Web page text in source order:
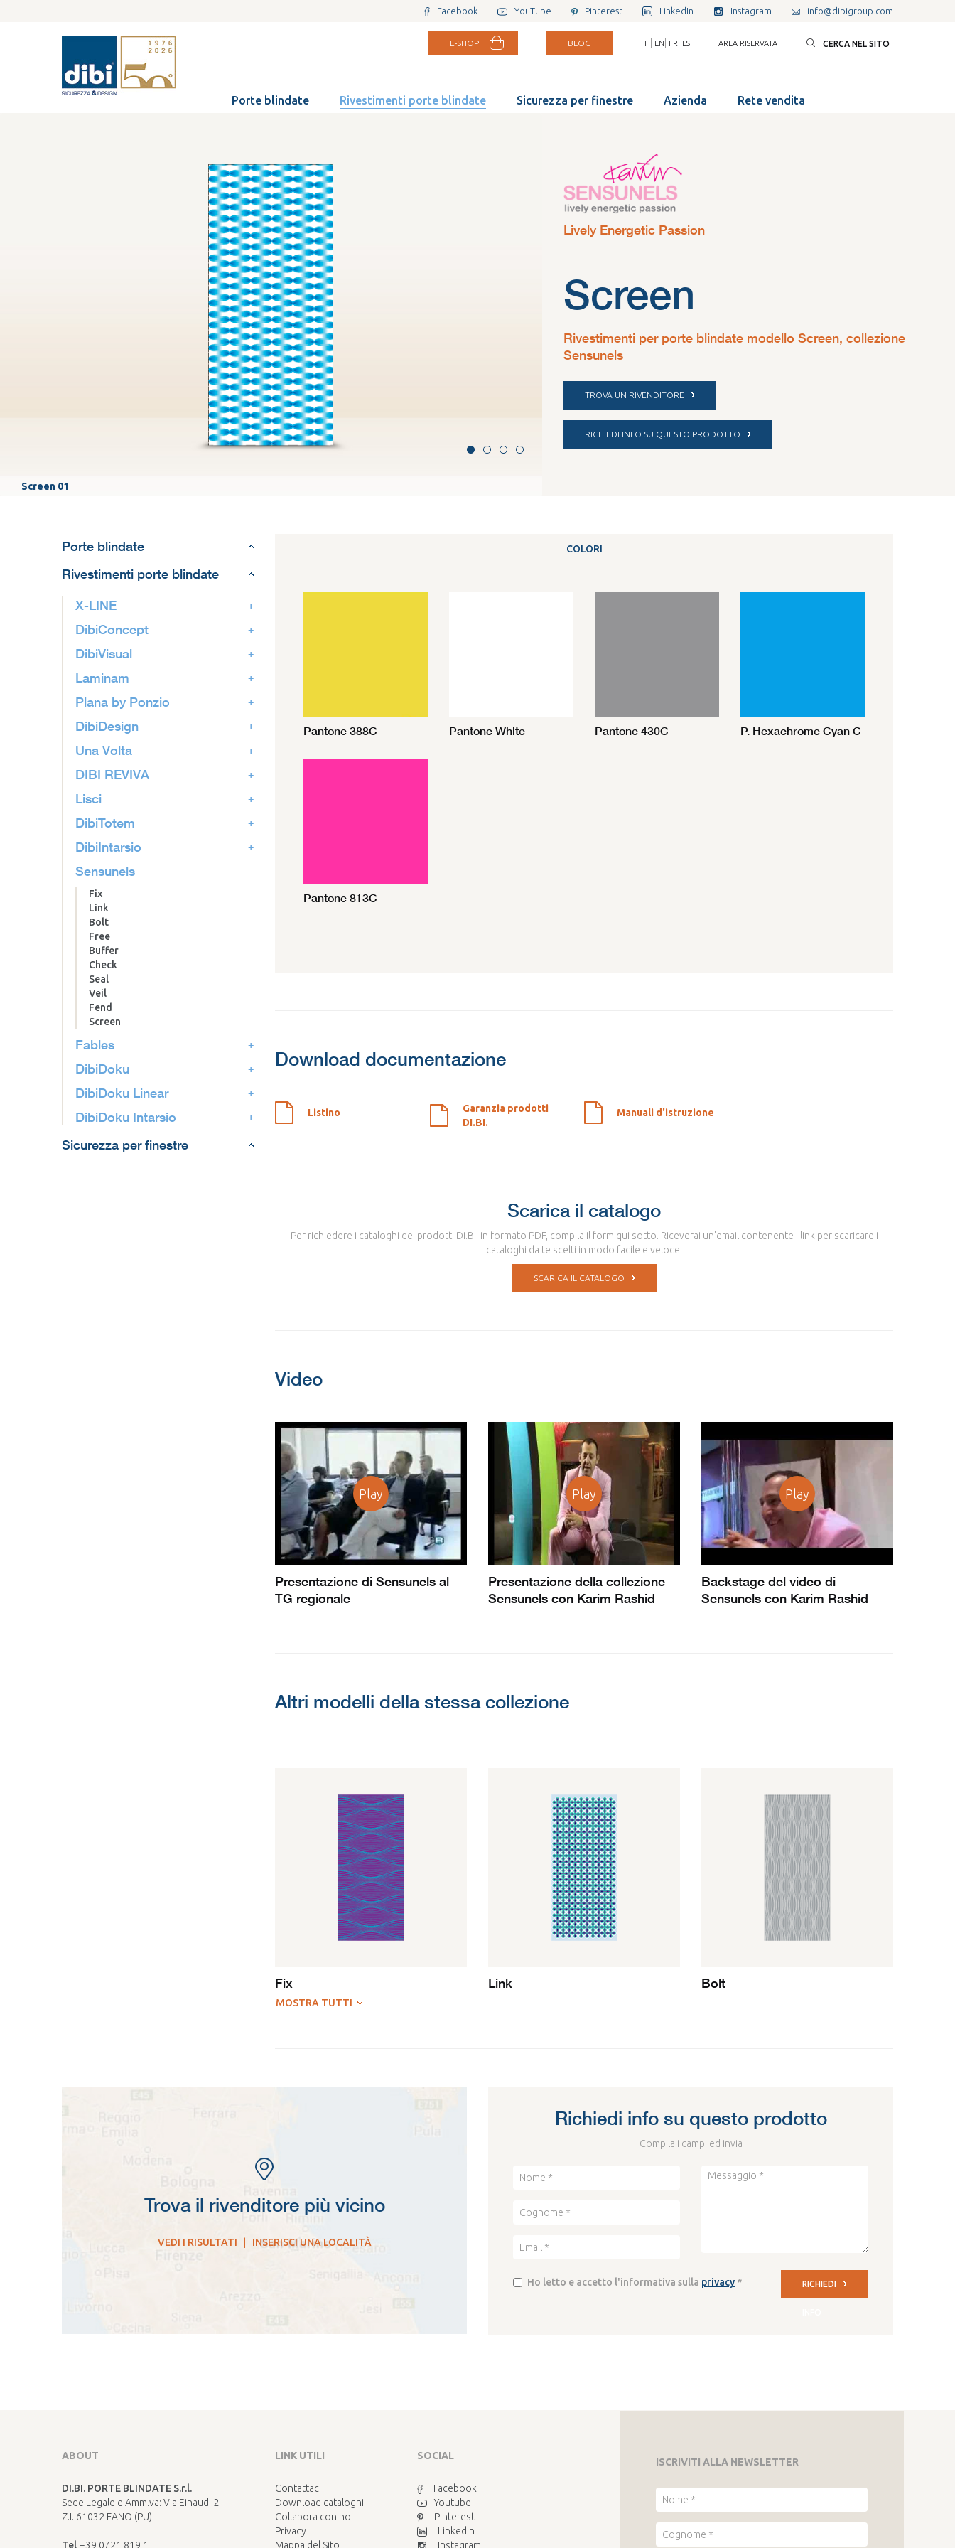
Facebook YouTube Pinterest LinkedIn Instagram info@dibigroup.com
E-SHOP BLOG IT EN FR ES AREA RISERVATA CERCA NEL SITO
Porte blindate Rivestimenti porte blindate Sicurezza per finestre Azienda Rete vendita
Screen 01
Lively Energetic Passion
Screen
Rivestimenti per porte blindate modello Screen, collezione
Sensunels
TROVA UN RIVENDITORE
RICHIEDI INFO SU QUESTO PRODOTTO
Porte blindate
Rivestimenti porte blindate
X-LINE
DibiConcept
DibiVisual
Laminam
Plana by Ponzio
DibiDesign
Una Volta
DIBI REVIVA
Lisci
DibiTotem
DibiIntarsio
Sensunels
Fix
Link
Bolt
Free
Buffer
Check
Seal
Veil
Fend
Screen
Fables
DibiDoku
DibiDoku Linear
DibiDoku Intarsio
Sicurezza per finestre
COLORI
Pantone 388C Pantone White Pantone 430C P. Hexachrome Cyan C
Pantone 813C
Download documentazione
Listino
Garanzia prodotti
DI.BI.
Manuali d'istruzione
Scarica il catalogo
Per richiedere i cataloghi dei prodotti Di.Bi. in formato PDF, compila il form qui sotto. Riceverai un'email contenente i link per scaricare i
cataloghi da te scelti in modo facile e veloce.
SCARICA IL CATALOGO
Video
Play
Presentazione di Sensunels al
TG regionale
Play
Presentazione della collezione
Sensunels con Karim Rashid
Play
Backstage del video di
Sensunels con Karim Rashid
Altri modelli della stessa collezione
Fix Link Bolt
MOSTRA TUTTI
Trova il rivenditore più vicino
VEDI I RISULTATI INSERISCI UNA LOCALITÀ
Richiedi info su questo prodotto
Compila i campi ed invia
Ho letto e accetto l'informativa sulla privacy * RICHIEDI
ABOUT
DI.BI. PORTE BLINDATE S.r.l.
Sede Legale e Amm.va: Via Einaudi 2
Z.I. 61032 FANO (PU)
Tel +39 0721 819 1
LINK UTILI
Contattaci
Download cataloghi
Collabora con noi
Privacy
Mappa del Sito
SOCIAL
Facebook
Youtube
Pinterest
LinkedIn
Instagram
ISCRIVITI ALLA NEWSLETTER